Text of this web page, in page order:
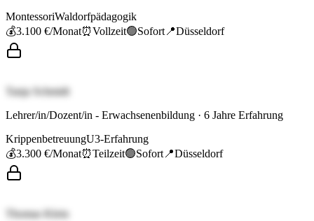
MontessoriWaldorfpädagogik
💰3.100 €/Monat⏰Vollzeit🟢Sofort 📍Düsseldorf
Tanja Schmidt
Lehrer/in/Dozent/in - Erwachsenenbildung · 6 Jahre Erfahrung
KrippenbetreuungU3-Erfahrung
💰3.300 €/Monat⏰Teilzeit🟢Sofort 📍Düsseldorf
Thomas Klein